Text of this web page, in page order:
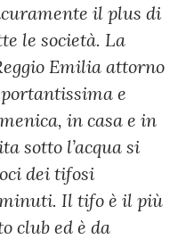
il plus di
le società. La
Emilia attorno
e
in casa e in
sotto l’acqua si
dei tifosi
Il tifo è il più
club ed è da